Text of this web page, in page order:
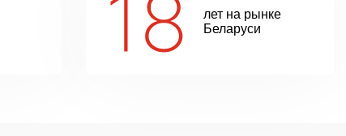
лет на рынке
Беларуси